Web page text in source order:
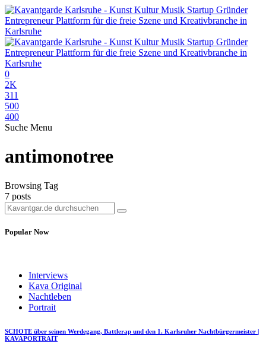
0
2K
311
500
400
Suche Menu
antimonotree
Browsing Tag
7 posts
Popular Now
Interviews
Kava Original
Nachtleben
Portrait
SCHOTE über seinen Werdegang, Battlerap und den 1. Karlsruher Nachtbürgermeister |
KAVAPORTRAIT